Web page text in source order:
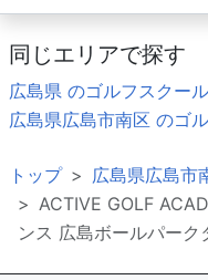
同じエリアで探す
広島県 のゴルフスクー
広島県広島市南区 のゴ
トップ
広島県広島市
ACTIVE GOLF
ンス 広島ボールパーク